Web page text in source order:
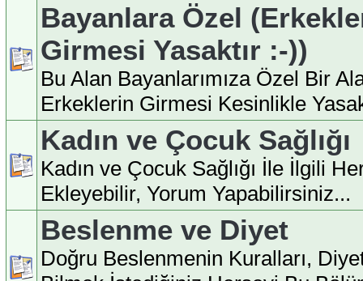
Bayanlara Özel
Girmesi Yasaktır :-))
Bu Alan Bayanlarımıza Özel Bir
Erkeklerin Girmesi Kesinlikle
Kadın ve Çocuk Sağlığı
Kadın ve Çocuk Sağlığı İle İlgili
Ekleyebilir, Yorum Yapabilirsiniz...
Beslenme ve Diyet
Doğru Beslenmenin Kuralları,